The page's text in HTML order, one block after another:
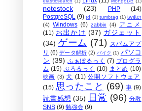
notestock (23) PHP
(14)
PostgreSQL (9) td (1) tumbtag (1) twitter
(4) Windows (6) zabbix (4)
アニメ
(11) お出かけ (37) ガジェット
(34) ゲーム (71) スパムアプ
リ (6) データ解析 (2) バイク (1) パソコ
ン (39) ふぁぼるっく (7) プログラ
ム (15) ぶろるっく (10) まとめ (10)
映画 (3) 犬 (11) 公開ソフトウェア
(15) 思ったこと (69) 車 (9)
読書感想 (35) 日常 (96) 分散
SNS (9) 勉強会 (9)